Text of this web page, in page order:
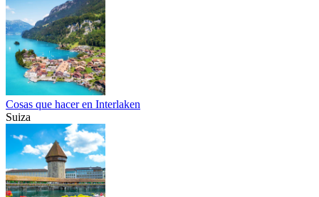
Cosas que hacer en Interlaken
Suiza